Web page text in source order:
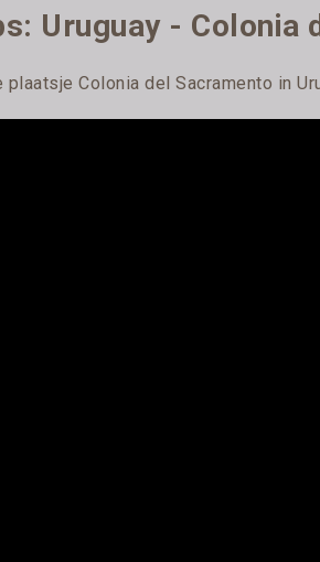
Uruguay - Colonia
Colonia del Sacramento in